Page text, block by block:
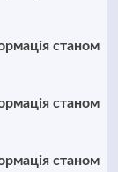
станом
станом
станом